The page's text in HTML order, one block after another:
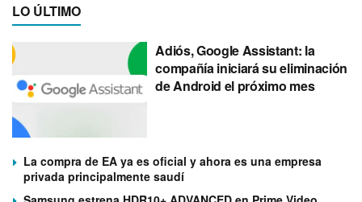
LO ÚLTIMO
Adiós, Google Assistant: la
compañía iniciará su eliminación
de Android el próximo mes
La compra de EA ya es oficial y ahora es una empresa
privada principalmente saudí